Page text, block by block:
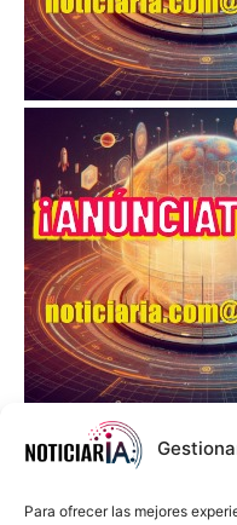
Para ofrecer las mejores